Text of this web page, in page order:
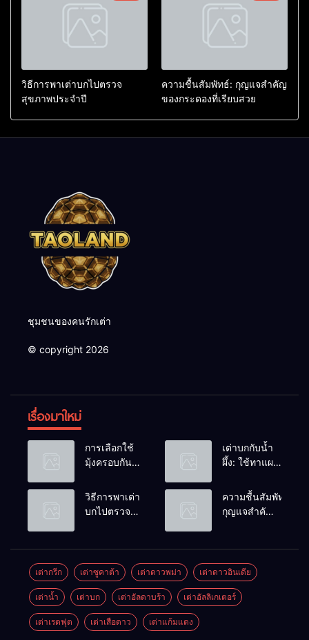
วิธีการพาเต่าบกไปตรวจ
สุขภาพประจำปี
ความชื้นสัมพัทธ์: กุญแจสำคัญ
ของกระดองที่เรียบสวย
ชุมชนของคนรักเต่า
© copyright 2026
เรื่องมาใหม่
การเลือกใช้
มุ้งครอบกัน
วางไข่ในคอก
เต่า
เต่าบกกับน้ำ
ผึ้ง: ใช้ทาแผล
ดื่มได้ไหม?
วิธีการพาเต่า
บกไปตรวจ
ความชื้นสัมพัทธ์:
กุญแจสำคัญ
เต่ากรีก เต่าซูคาต้า เต่าดาวพม่า เต่าดาวอินเดีย
เต่าน้ำ เต่าบก เต่าอัลดาบร้า เต่าอัลลิเกเตอร์
เต่าเรดฟุต เต่าเสือดาว เต่าแก้มแดง